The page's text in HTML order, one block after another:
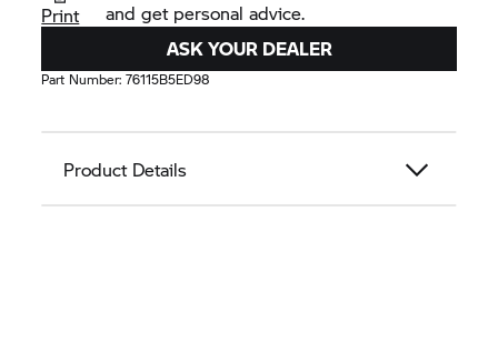
Print
and get personal advice.
ASK YOUR DEALER
Part Number:76115B5ED98
Product Details